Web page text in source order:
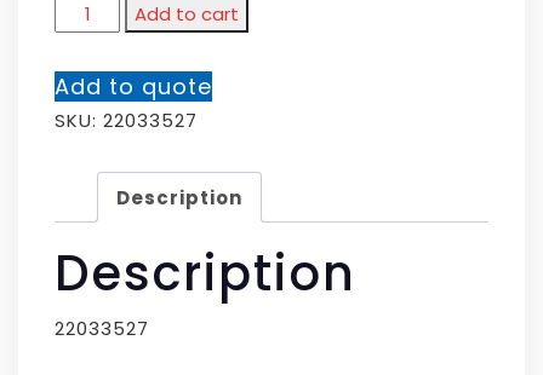
Add to cart
Add to quote
SKU: 22033527
Description
Description
22033527